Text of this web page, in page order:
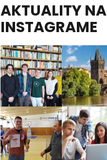
AKTUALITY NA
INSTAGRAME